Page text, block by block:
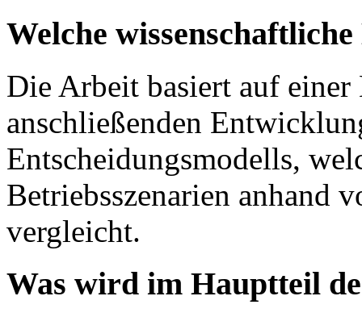
Welche
Die Arbeit basiert auf
anschließenden
Entscheidungsmodells,
Betriebsszenarien anhand
vergleicht.
Was wird im Hauptteil